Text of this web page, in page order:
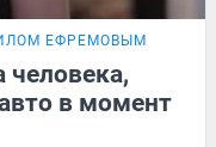
ЕФРЕМОВЫМ
в момент